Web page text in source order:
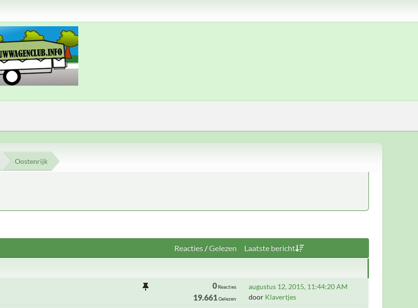
Oostenrijk
Reacties/Gelezen Laatste bericht
0Reacties
19.661Gelezen
augustus 12, 2015, 11:44:20 AM
door Klavertjes